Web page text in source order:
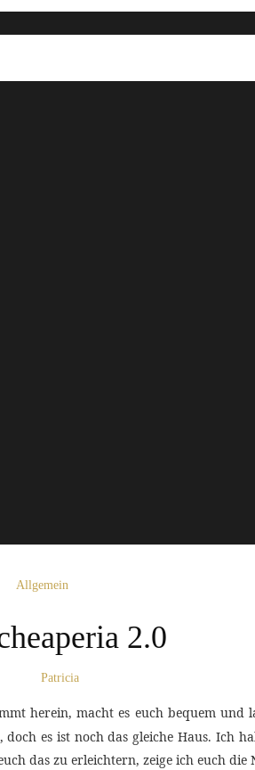
Allgemein
2.0
Patricia
herein, macht es euch bequem
es ist noch das gleiche Haus. Ich
das zu erleichtern, zeige ich euch